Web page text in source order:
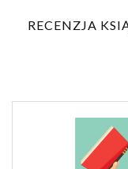
RECENZJA